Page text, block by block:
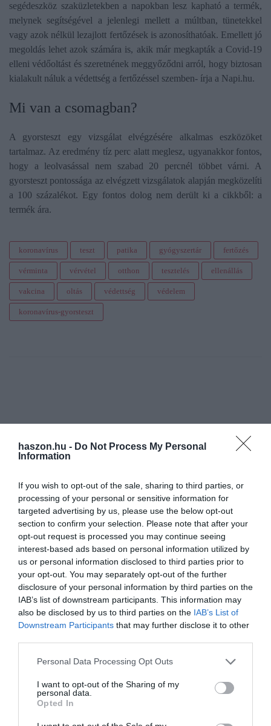
haszon.hu - Do Not Process My Personal
Information
If you wish to opt-out of the sale, sharing to third parties, or
processing of your personal or sensitive information for
targeted advertising by us, please use the below opt-out
section to confirm your selection. Please note that after your
opt-out request is processed you may continue seeing
interest-based ads based on personal information utilized by
us or personal information disclosed to third parties prior to
your opt-out. You may separately opt-out of the further
disclosure of your personal information by third parties on the
IAB’s list of downstream participants. This information may
also be disclosed by us to third parties on the IAB’s List of
Downstream Participants that may further disclose it to other
Please note that this website/app uses one or more Google
not limited to your visit or usage behaviour. You may click to
grant or deny consent to Google and its third-party tags to
use your data for below specified purposes in below Google
consent section.
Personal Data Processing Opt Outs
I want to opt-out of the Sharing of my
personal data.
Opted In
segédeszköz szaküzletekben a napokban lesz kapható a termék,
melynek segítségével a jelenlegi mellett a múltban, tünetekkel
vagy azok nélkül lezajlott fertőzések is azonosíthatóak. Emellett jó
megoldás lehet azok számára is, akik már megkapták a Covid-19
elleni védőoltást és szeretnének meggyőződni arról, hogy biztosan
kialakult náluk a védettség a fertőzéssel szemben- írja a Napi.hu.
Mi van a csomagban?
A gyorsteszt egy vizsgálat elvégzésére alkalmas eszközöket
tartalmaz. Az eredmény tíz perc alatt meglesz, ugyanakkor fontos,
hogy a leolvasással nem szabad 20 percnél többet várni. A
gyorsteszt pontossága az elvégzett vizsgálatok alapján megközelíti
a 100 százalékot. Egy fontos dolog nem derült ki a cikkből: a
termék ára.
koronavírus teszt patika gyógyszertár fertőzés
vérminta vérvétel otthon tesztelés ellenállás
vakcina oltás védettség védelem
koronavírus-gyorsteszt
SZABADSÁG